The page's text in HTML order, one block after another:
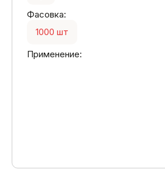
Фасовка:
1000 шт
Применение: